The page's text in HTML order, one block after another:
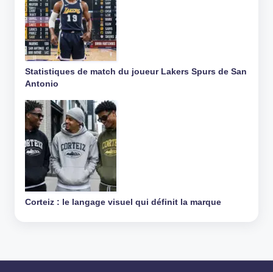
Statistiques de match du joueur Lakers Spurs de San
Antonio
Corteiz : le langage visuel qui définit la marque